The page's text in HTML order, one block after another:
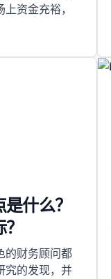
资金充裕，
什么？
的财务顾问都
究的发现，并